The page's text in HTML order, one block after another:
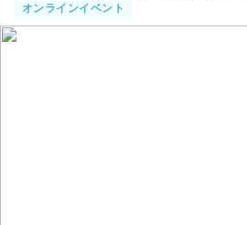
オンラインイベント